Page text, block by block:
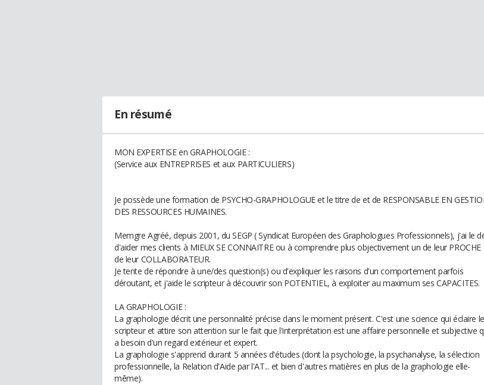
En résumé
MON EXPERTISE en GRAPHOLOGIE :
(Service aux ENTREPRISES et aux PARTICULIERS)
Je possède une formation de PSYCHO-GRAPHOLOGUE et le titre de et de RESPONSABLE EN
DES RESSOURCES HUMAINES.
Memgre Agréé, depuis 2001, du SEGP ( Syndicat Européen des Graphologues Professionnels), j'ai le
d'aider mes clients à MIEUX SE CONNAITRE ou à comprendre plus objectivement un de leur PROCHE
de leur COLLABORATEUR.
Je tente de répondre à une/des question(s) ou d'expliquer les raisons d'un comportement parfois
déroutant, et j'aide le scripteur à découvrir son POTENTIEL, à exploiter au maximum ses CAPACITES.
LA GRAPHOLOGIE :
La graphologie décrit une personnalité précise dans le moment présent. C'est une science qui éclaire le
scripteur et attire son attention sur le fait que l'interprétation est une affaire personnelle et subjective
a besoin d'un regard extérieur et expert.
La graphologie s'apprend durant 5 années d'études (dont la psychologie, la psychanalyse, la sélection
professionnelle, la Relation d'Aide par l'AT... et bien d'autres matières en plus de la graphologie elle-
même).